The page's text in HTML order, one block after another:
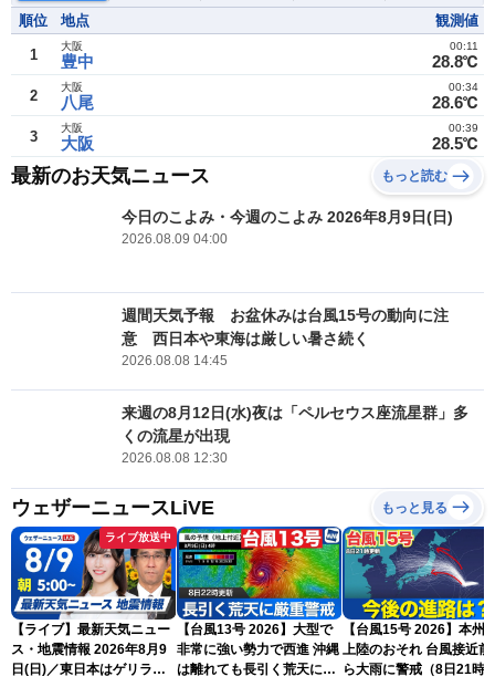
順位 地点 観測値
1 豊中
大阪
28.8℃
00:11
2 八尾
大阪
28.6℃
00:34
3 大阪
大阪
28.5℃
00:39
最新のお天気ニュース もっと読む
今日のこよみ・今週のこよみ 2026年8月9日(日)
2026.08.09 04:00
週間天気予報 お盆休みは台風15号の動向に注
意 西日本や東海は厳しい暑さ続く
2026.08.08 14:45
来週の8月12日(水)夜は「ペルセウス座流星群」多
くの流星が出現
2026.08.08 12:30
ウェザーニュースLiVE もっと見る
ライブ放送中
【ライブ】最新天気ニュー
ス・地震情報 2026年8月9
日(日)／東日本はゲリラ雷
【台風13号 2026】大型で
非常に強い勢力で西進 沖縄
は離れても長引く荒天に厳
【台風15号 2026】本州
上陸のおそれ 台風接近前
ら大雨に警戒（8日21時